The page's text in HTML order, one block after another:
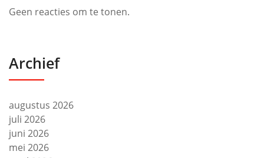
Geen reacties om te tonen.
Archief
augustus 2026
juli 2026
juni 2026
mei 2026